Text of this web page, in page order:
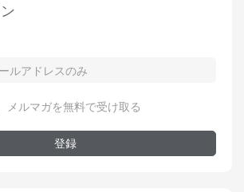
メルマガを無料で受け取る
登録